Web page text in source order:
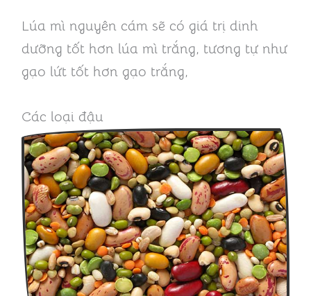
Lúa mì nguyên cám sẽ có giá trị dinh
dưỡng tốt hơn lúa mì trắng, tương tự như
gạo lứt tốt hơn gạo trắng,
Các loại đậu